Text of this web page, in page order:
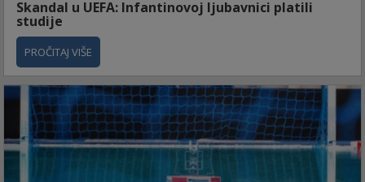
Skandal u UEFA: Infantinovoj ljubavnici platili
studije
PROČITAJ VIŠE